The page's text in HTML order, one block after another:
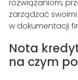
rozwiązaniom,
zarządzać
w dokumentacji
Nota
na czym